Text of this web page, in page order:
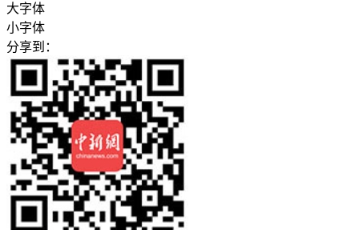
大字体
小字体
分享到：